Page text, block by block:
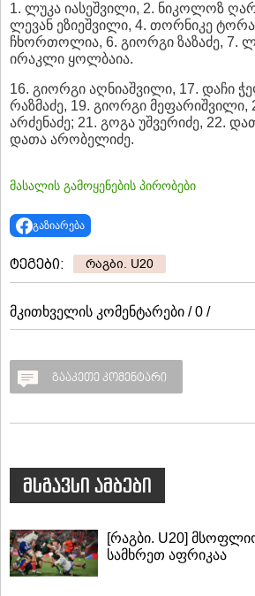
1. ლუკა იასეშვილი, 2. ნიკოლოზ
ლევან ეზიეშვილი, 4. თორნიკე
ჩხორთოლია, 6. გიორგი ზაზაძე, 7.
ირაკლი ყოლბაია.
16. გიორგი აღნიაშვილი, 17. დაჩი
რაზმაძე, 19. გიორგი მეფარიშვილი,
არძენაძე; 21. გოგა უშვერიძე, 22.
დათა არობელიძე.
მასალის გამოყენების პირობები
გაზიარება
ტეგები: რაგბი. U20
მკითხველის კომენტარები / 0 /
გააკეთე კომენტარი
მსგავსი ამბები
[რაგბი. U20]
სამხრეთ აფრიკაა